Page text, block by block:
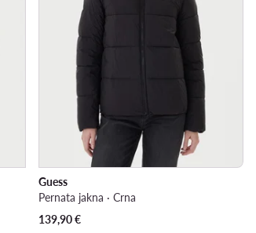
Guess
Pernata jakna · Crna
139,90€